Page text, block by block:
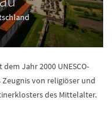
Jahr 2000 UNESCO-
von religiöser und
des Mittelalter.